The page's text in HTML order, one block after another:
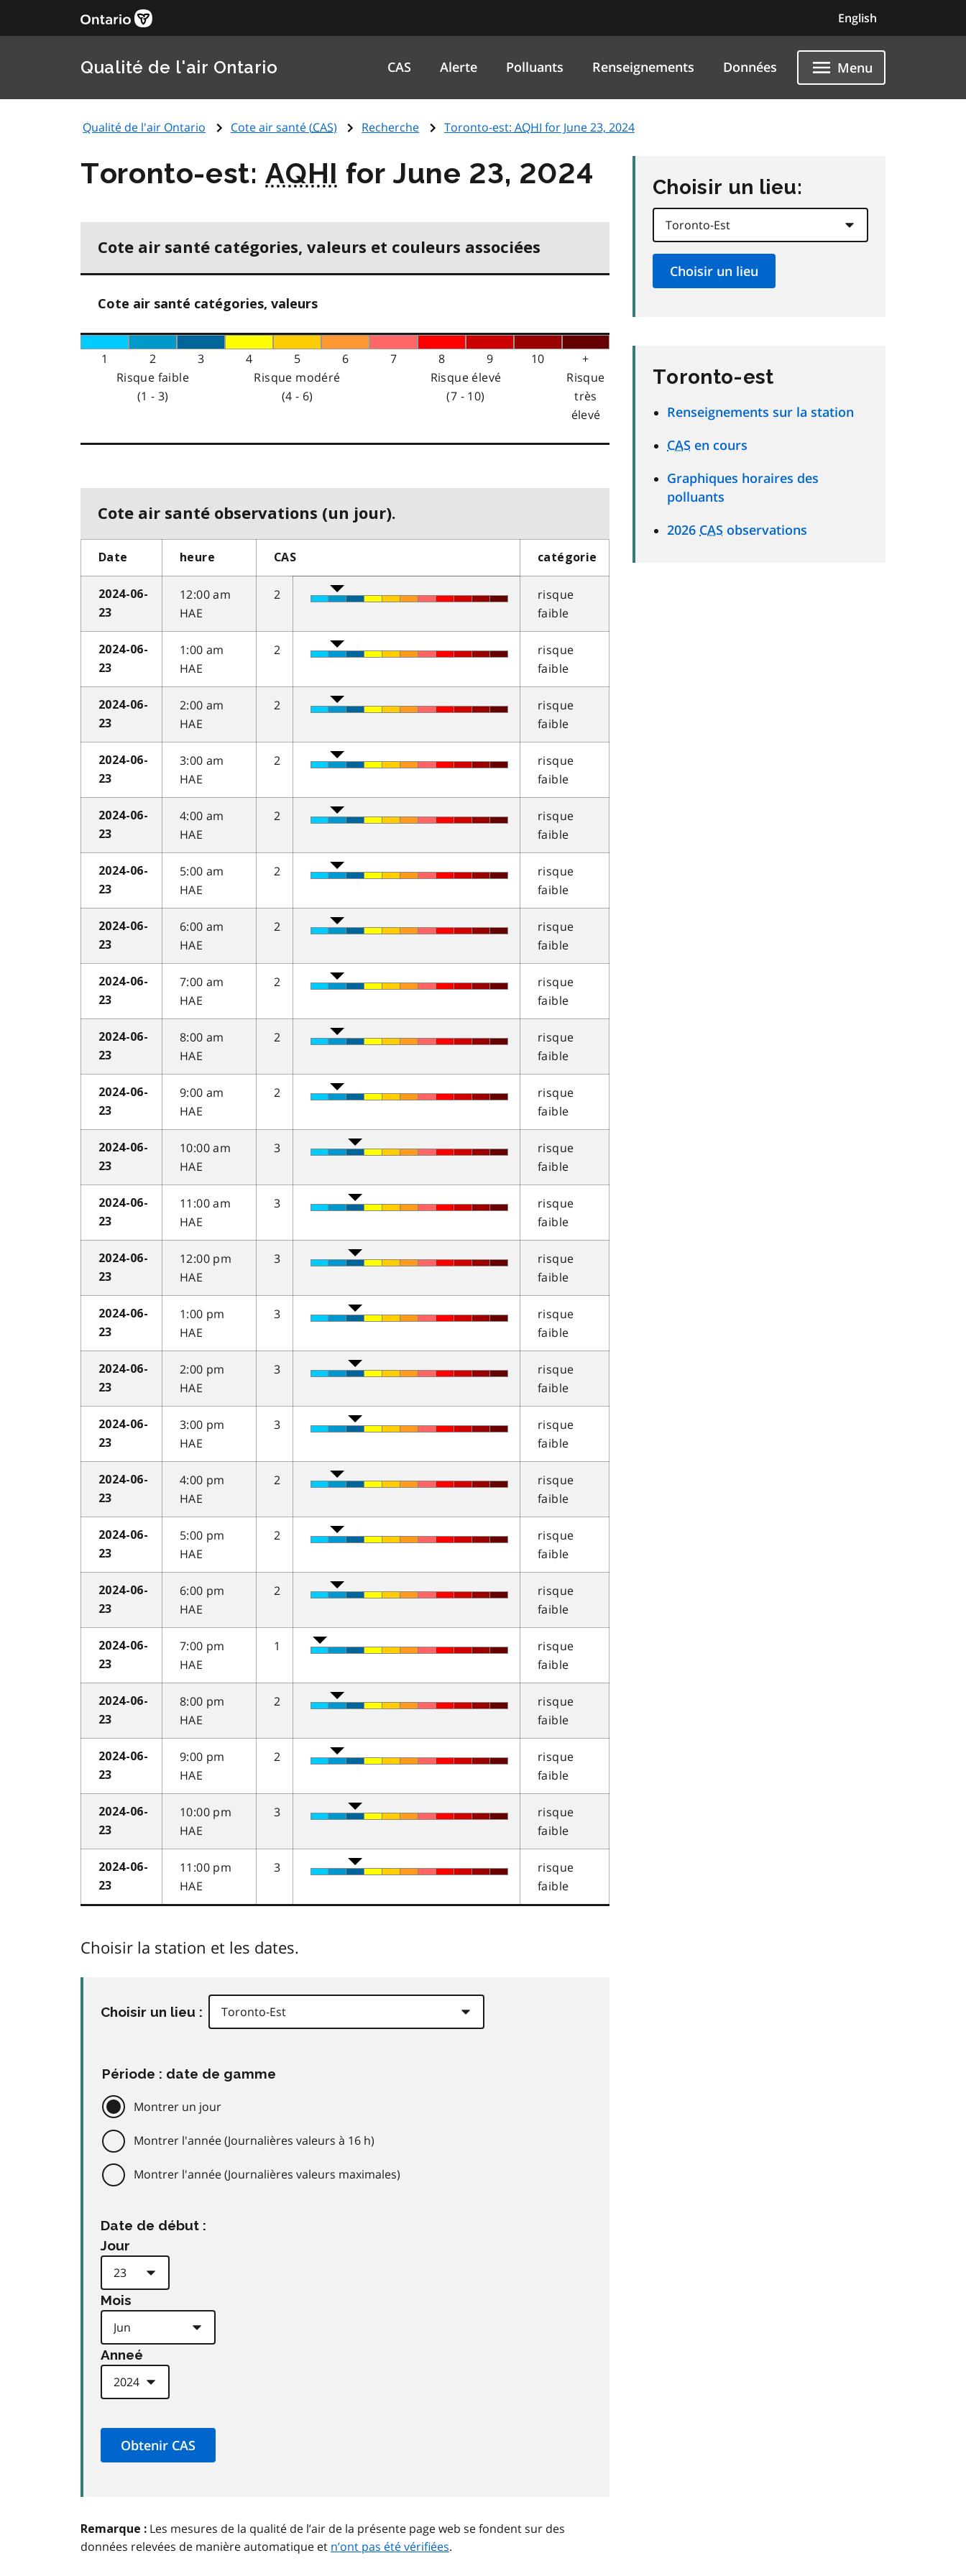
English
Qualité de l'air Ontario CAS Alerte Polluants Renseignements Données Menu
Qualité de l'air Ontario Cote air santé (CAS) Recherche Toronto-est: AQHI for June 23, 2024
Toronto-est:AQHI for June 23, 2024
Cote air santé catégories, valeurs et couleurs associées
Cote air santé catégories, valeurs
1 2 3 4 5 6 7 8 9 10
+
Risque faible
(1 - 3)
Risque modéré
(4 - 6)
Risque élevé
(7 - 10)
Risque
très
élevé
Cote air santé observations (un jour).
Date heure CAS catégorie
2024-06-
23
12:00 am
HAE
2
risque
faible
2024-06-
23
1:00 am
HAE
2
risque
faible
2024-06-
23
2:00 am
HAE
2
risque
faible
2024-06-
23
3:00 am
HAE
2
risque
faible
2024-06-
23
4:00 am
HAE
2
risque
faible
2024-06-
23
5:00 am
HAE
2
risque
faible
2024-06-
23
6:00 am
HAE
2
risque
faible
2024-06-
23
7:00 am
HAE
2
risque
faible
2024-06-
23
8:00 am
HAE
2
risque
faible
2024-06-
23
9:00 am
HAE
2
risque
faible
2024-06-
23
10:00 am
HAE
3
risque
faible
2024-06-
23
11:00 am
HAE
3
risque
faible
2024-06-
23
12:00 pm
HAE
3
risque
faible
2024-06-
23
1:00 pm
HAE
3
risque
faible
2024-06-
23
2:00 pm
HAE
3
risque
faible
2024-06-
23
3:00 pm
HAE
3
risque
faible
2024-06-
23
4:00 pm
HAE
2
risque
faible
2024-06-
23
5:00 pm
HAE
2
risque
faible
2024-06-
23
6:00 pm
HAE
2
risque
faible
2024-06-
23
7:00 pm
HAE
1
risque
faible
2024-06-
23
8:00 pm
HAE
2
risque
faible
2024-06-
23
9:00 pm
HAE
2
risque
faible
2024-06-
23
10:00 pm
HAE
3
risque
faible
2024-06-
23
11:00 pm
HAE
3
risque
faible
Choisir la station et les dates.
Choisir un lieu :
Période : date de gamme
Montrer un jour
Montrer l'année (Journalières valeurs à 16 h)
Montrer l'année (Journalières valeurs maximales)
Date de début :
Jour
Mois
Anneé
Remarque : Les mesures de la qualité de l’air de la présente page web se fondent sur des
données relevées de manière automatique et n’ont pas été vérifiées.
Choisir un lieu:
Toronto-est
Renseignements sur la station
CAS en cours
Graphiques horaires des
polluants
2026 CAS observations